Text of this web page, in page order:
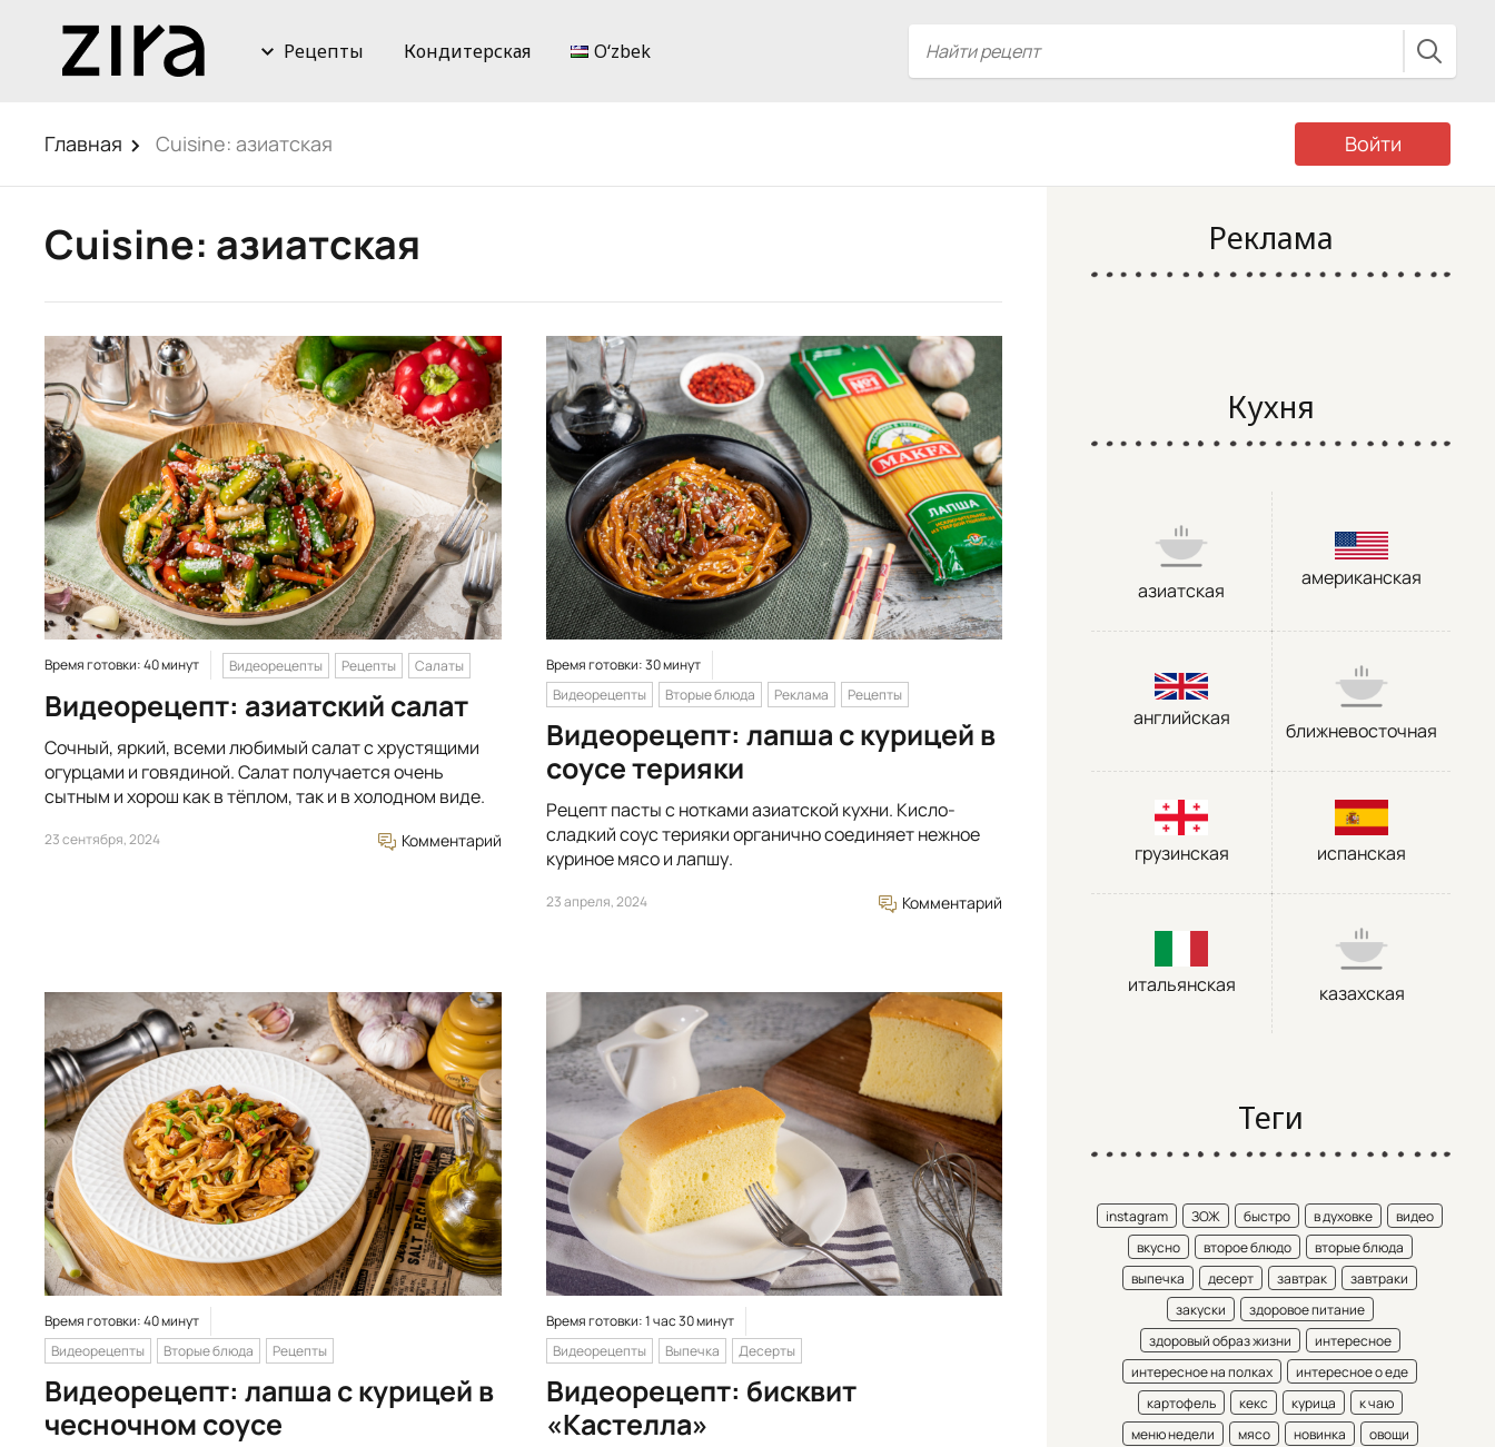
Рецепты Кондитерская Oʻzbek
Главная Cuisine: азиатская Войти
Cuisine: азиатская
Время готовки: 40 минут Видеорецепты Рецепты Салаты
Видеорецепт: азиатский салат
Сочный, яркий, всеми любимый салат с хрустящими
огурцами и говядиной. Салат получается очень
сытным и хорош как в тёплом, так и в холодном виде.
23 сентября, 2024 Комментарий
Время готовки: 30 минут
Видеорецепты
Вторые блюда Реклама Рецепты
Видеорецепт: лапша с курицей в
соусе терияки
Рецепт пасты с нотками азиатской кухни. Кисло-
сладкий соус терияки органично соединяет нежное
куриное мясо и лапшу.
23 апреля, 2024 Комментарий
Время готовки: 40 минут
Видеорецепты
Вторые блюда Рецепты
Видеорецепт: лапша с курицей в
чесночном соусе
Время готовки: 1 час 30 минут
Видеорецепты
Выпечка Десерты
Видеорецепт: бисквит
«Кастелла»
Реклама
Кухня
азиатская
американская
английская
ближневосточная
грузинская испанская
итальянская казахская
Теги
instagram ЗОЖ быстро в духовке
видео
вкусно
второе блюдо
вторые блюда
выпечка
десерт завтрак
завтраки
закуски
здоровое питание
здоровый образ жизни
интересное
интересное на полках
интересное о еде
картофель
кекс курица
к чаю
меню недели
мясо новинка
овощи